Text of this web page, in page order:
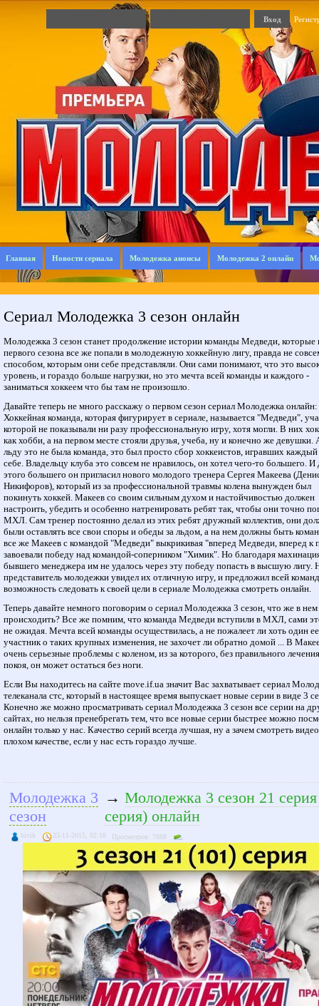
Главная Новости сериала Молодежка анонсы Молодежка 2 онлайн
Сериал Молодежка 3 сезон онлайн
Молодежка 3 сезон станет продолжение истории команды Медведи, которые
первого сезона все же попали в молодежную хоккейную лигу, правда не
способом, которым они себе представляли. Они сами понимают, что это
уровень, и гораздо больше нагрузки, но это мечта всей команды и каждого -
заниматься хоккеем что бы там не произошло.
Давайте теперь не много расскажу о первом сезон сериал Молодежка онлайн:
Хоккейная команда, которая фигурирует в сериале, называется "Медведи",
которой не показывали ни разу профессиональную игру, хотя могли. В них
как хобби, а на первом месте стояли друзья, учеба, ну и конечно же девушки.
льду это не была команда, это был просто сбор хоккеистов, игравших
себе. Владельцу клуба это совсем не нравилось, он хотел чего-то большего. И
этого большего он пригласил нового молодого тренера Сергея Макеева
Никифоров), который из за профессиональной травмы колена вынужден был
покинуть хоккей. Макеев со своим сильным духом и настойчивостью должен
настроить, убедить и особенно натренировать ребят так, чтобы они точно
МХЛ. Сам тренер постоянно делал из этих ребят дружный коллектив, они
были оставлять все свои споры и обеды за льдом, а на нем должны быть
все же Макеев с командой "Медведи" выкрикивая "вперед Медведи, вперед к
завоевали победу над командой-соперником "Химик". Но благодаря
бывшего менеджера им не удалось через эту победу попасть в высшую лигу.
представитель молодежки увидел их отличную игру, и предложил всей
возможность следовать к своей цели в сериале Молодежка смотреть онлайн.
Теперь давайте немного поговорим о сериал Молодежка 3 сезон, что же в нем
происходить? Все же помним, что команда Медведи вступили в МХЛ, сами
не ожидая. Мечта всей команды осуществилась, а не пожалеет ли хоть один ее
участник о таких крупных изменения, не захочет ли обратно домой ... В
очень серьезные проблемы с коленом, из за которого, без правильного
покоя, он может остаться без ноги.
Если Вы находитесь на сайте move.if.ua значит Вас захватывает сериал
телеканала стс, который в настоящее время выпускает новые серии в виде 3
Конечно же можно просматривать сериал Молодежка 3 сезон все серии на
сайтах, но нельзя пренебрегать тем, что все новые серии быстрее можно
онлайн только у нас. Качество серий всегда лучшая, ну а зачем смотреть
плохом качестве, если у нас есть гораздо лучше.
Молодежка 3
сезон
→ Молодежка 3 сезон 21
серия) онлайн
kivik 23-11-2015, 02:18 Просмотров: 7688